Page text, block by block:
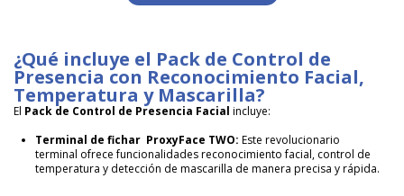
¿Qué incluye el Pack de Control de
Presencia con Reconocimiento Facial,
Temperatura y Mascarilla?
El Pack de Control de Presencia Facial incluye:
Terminal de fichar ProxyFace TWO: Este revolucionario
terminal ofrece funcionalidades reconocimiento facial, control de
temperatura y detección de mascarilla de manera precisa y rápida.